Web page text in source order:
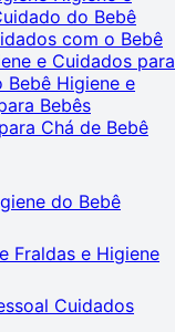
do Bebê
com o Bebê
e Cuidados para
Bebê Higiene e
Bebês
Chá de Bebê
do Bebê
Fraldas e Higiene
Cuidados